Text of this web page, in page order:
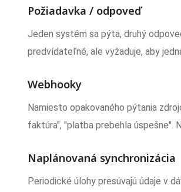
Požiadavka / odpoveď
Jeden systém sa pýta, druhý
predvídateľné, ale vyžaduje, aby
Webhooky
Namiesto opakovaného pýtania
faktúra", "platba prebehla úspešne".
Naplánovaná synchronizácia
Periodické úlohy presúvajú údaje v